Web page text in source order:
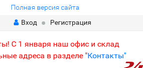
Полная версия сайта
Вход
Регистрация
С 1 января наш офис и склад
адреса в разделе "Контакты"